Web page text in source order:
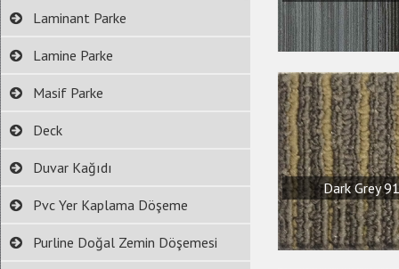
Laminant Parke
Lamine Parke
Masif Parke
Deck
Duvar Kağıdı
Pvc Yer Kaplama Döşeme
Purline Doğal Zemin Döşemesi
Dark Grey